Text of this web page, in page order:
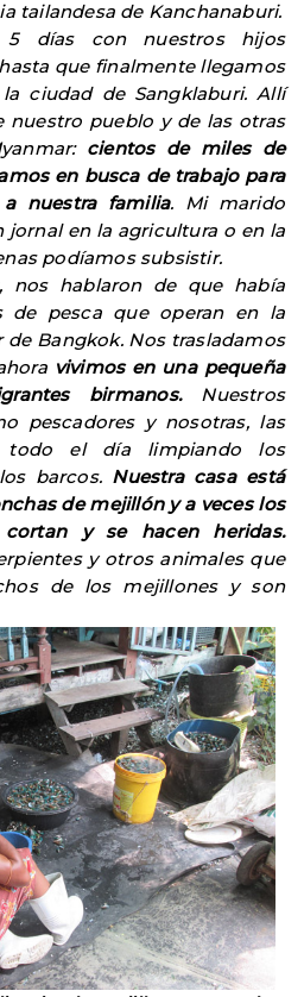
tailandesa de Kanchanaburi.
5 días con nuestros hijos
que finalmente llegamos
ciudad de Sangklaburi. Allí
nuestro pueblo y de las otras
cientos de miles de
en busca de trabajo para
nuestra familia. Mi marido
jornal en la agricultura o en la
podíamos subsistir.
nos hablaron de que había
de pesca que operan en la
de Bangkok. Nos trasladamos
vivimos en una pequeña
birmanos.Nuestros
pescadores y nosotras, las
todo el día limpiando los
barcos. Nuestra casa está
de mejillón y a veces los
cortan y se hacen heridas.
y otros animales que
de los mejillones y son